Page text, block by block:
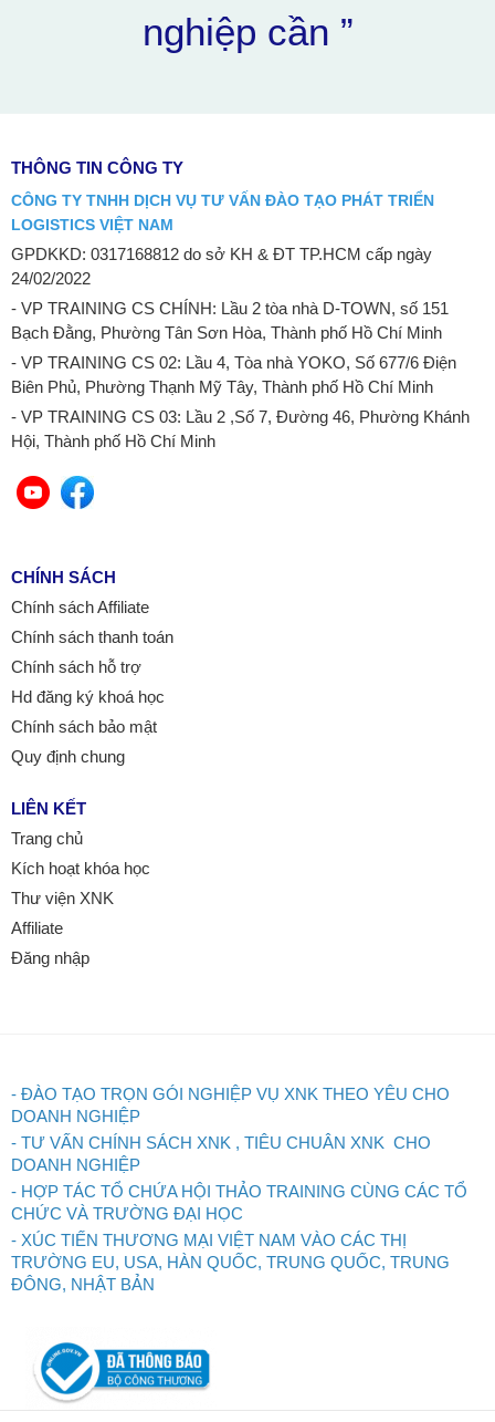
nghiệp cần ”
THÔNG TIN CÔNG TY
CÔNG TY TNHH DỊCH VỤ TƯ VẤN ĐÀO TẠO PHÁT TRIỂN
LOGISTICS VIỆT NAM
GPDKKD: 0317168812 do sở KH & ĐT TP.HCM cấp ngày
24/02/2022
- VP TRAINING CS CHÍNH: Lầu 2 tòa nhà D-TOWN, số 151
Bạch Đằng, Phường Tân Sơn Hòa, Thành phố Hồ Chí Minh
- VP TRAINING CS 02: Lầu 4, Tòa nhà YOKO, Số 677/6 Điện
Biên Phủ, Phường Thạnh Mỹ Tây, Thành phố Hồ Chí Minh
- VP TRAINING CS 03: Lầu 2 ,Số 7, Đường 46, Phường Khánh
Hội, Thành phố Hồ Chí Minh
CHÍNH SÁCH
Chính sách Affiliate
Chính sách thanh toán
Chính sách hỗ trợ
Hd đăng ký khoá học
Chính sách bảo mật
Quy định chung
LIÊN KẾT
Trang chủ
Kích hoạt khóa học
Thư viện XNK
Affiliate
Đăng nhập
- ĐÀO TẠO TRỌN GÓI NGHIỆP VỤ XNK THEO YÊU CHO
DOANH NGHIỆP
- TƯ VẤN CHÍNH SÁCH XNK , TIÊU CHUÂN XNK CHO
DOANH NGHIỆP
- HỢP TÁC TỔ CHỨA HỘI THẢO TRAINING CÙNG CÁC TỔ
CHỨC VÀ TRƯỜNG ĐẠI HỌC
- XÚC TIẾN THƯƠNG MẠI VIỆT NAM VÀO CÁC THỊ
TRƯỜNG EU, USA, HÀN QUỐC, TRUNG QUỐC, TRUNG
ĐÔNG, NHẬT BẢN